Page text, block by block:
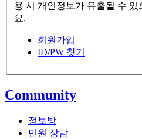
용 시 개인정보가 유출될 수 있
요.
회원가입
ID/PW 찾기
Community
정보방
민원 상담